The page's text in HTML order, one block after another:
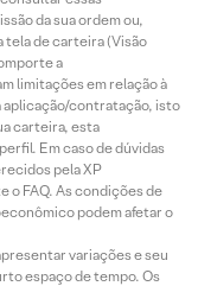
da sua ordem ou,
tela de carteira (Visão
a
limitações em relação à
aplicação/contratação, isto
carteira, esta
Em caso de dúvidas
pela XP
o FAQ. As condições de
podem afetar o
variações e seu
espaço de tempo. Os